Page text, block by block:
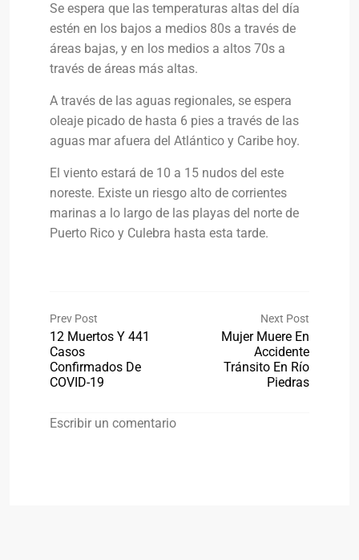
Se espera que las temperaturas altas del día
estén en los bajos a medios 80s a través de
áreas bajas, y en los medios a altos 70s a
través de áreas más altas.
A través de las aguas regionales, se espera
oleaje picado de hasta 6 pies a través de las
aguas mar afuera del Atlántico y Caribe hoy.
El viento estará de 10 a 15 nudos del este
noreste. Existe un riesgo alto de corrientes
marinas a lo largo de las playas del norte de
Puerto Rico y Culebra hasta esta tarde.
Prev Post
12 Muertos Y 441
Casos
Confirmados De
COVID-19
Next Post
Mujer Muere En
Accidente
Tránsito En Río
Piedras
Escribir un comentario